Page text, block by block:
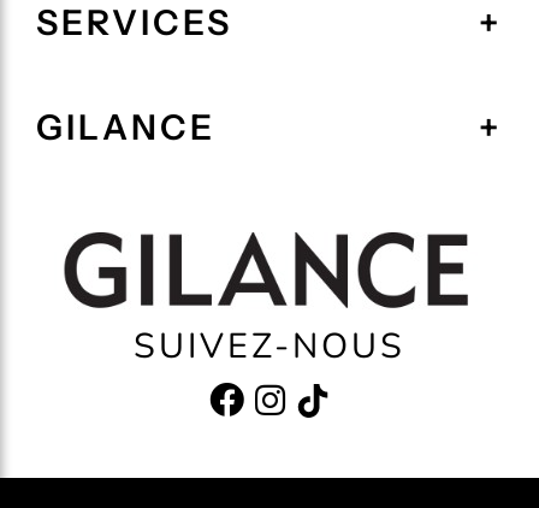
SERVICES
SUIVEZ-NOUS
GILANCE